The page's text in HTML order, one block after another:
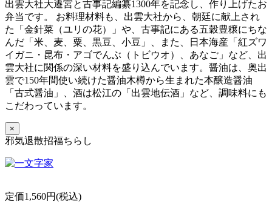
出雲大社大遷宮と古事記編纂1300年を記念し、作り上げたお
弁当です。 お料理材料も、出雲大社から、朝廷に献上され
た「金針菜（ユリの花）」や、古事記にある五穀豊穣にちな
んだ「米、麦、粟、黒豆、小豆」、また、日本海産「紅ズワ
イガニ・昆布・アゴでんぶ（トビウオ）、あなご」など、出
雲大社に関係の深い材料を盛り込んでいます。醤油は、奥出
雲で150年間使い続けた醤油木樽から生まれた本醸造醤油
「古式醤油」、酒は松江の「出雲地伝酒」など、調味料にも
こだわっています。
×
邪気退散招福ちらし
定価1,560円(税込)